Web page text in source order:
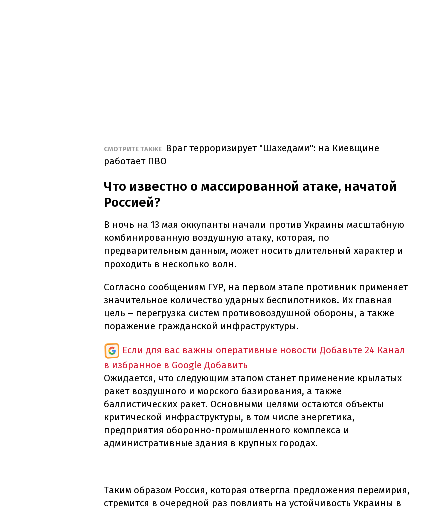
СМОТРИТЕ ТАКЖЕ
Враг терроризирует "Шахедами": на Киевщине
работает ПВО
Что известно о массированной атаке, начатой ​​
Россией?
В ночь на 13 мая оккупанты начали против Украины масштабную
комбинированную воздушную атаку, которая, по
предварительным данным, может носить длительный характер и
проходить в несколько волн.
Согласно сообщениям ГУР, на первом этапе противник применяет
значительное количество ударных беспилотников. Их главная
цель – перегрузка систем противовоздушной обороны, а также
поражение гражданской инфраструктуры.
Если для вас важны оперативные новости Добавьте 24 Канал
в избранное в Google Добавить
Ожидается, что следующим этапом станет применение крылатых
ракет воздушного и морского базирования, а также
баллистических ракет. Основными целями остаются объекты
критической инфраструктуры, в том числе энергетика,
предприятия оборонно-промышленного комплекса и
административные здания в крупных городах.
Таким образом Россия, которая отвергла предложения перемирия,
стремится в очередной раз повлиять на устойчивость Украины в